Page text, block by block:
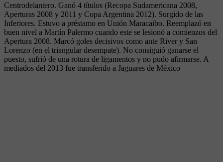
Centrodelantero. Ganó 4 títulos (Recopa Sudamericana 2008,
Aperturas 2008 y 2011 y Copa Argentina 2012). Surgido de las
Inferiores. Estuvo a préstamo en Unión Maracaibo. Reemplazó en
buen nivel a Martín Palermo cuando este se lesionó a comienzos del
Apertura 2008. Marcó goles decisivos como ante River y San
Lorenzo (en el triangular desempate). No consiguió ganarse el
puesto, sufrió de una rotura de ligamentos y no pudo afirmarse. A
mediados del 2013 fue transferido a Jaguares de México